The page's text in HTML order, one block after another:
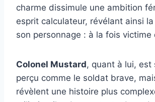
charme dissimule une ambition
esprit calculateur, révélant ainsi
son personnage : à la fois victime
Colonel Mustard, quant à lui, est
perçu comme le soldat brave,
révèlent une histoire plus